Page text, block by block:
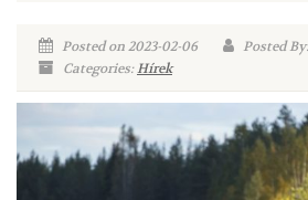
Posted on 2023-02-06
Posted
Categories:Hírek